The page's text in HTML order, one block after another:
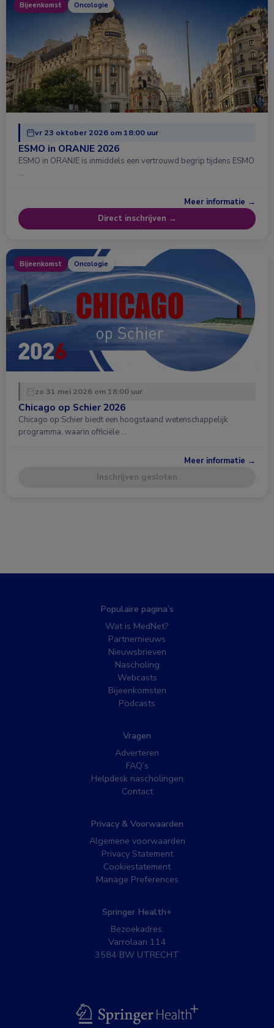
Bijeenkomst Oncologie
vr 23 oktober 2026 om 18:00 uur
ESMO in ORANJE 2026
ESMO in ORANJE is inmiddels een vertrouwd begrip tijdens ESMO
…
Meer informatie →
Direct inschrijven →
Bijeenkomst Oncologie
zo 31 mei 2026 om 18:00 uur
Chicago op Schier 2026
Chicago op Schier biedt een hoogstaand wetenschappelijk
programma, waarin officiële …
Meer informatie →
Inschrijven gesloten
Populaire pagina’s
Wat is MedNet?
Partnernieuws
Nieuwsbrieven
Nascholing
Webcasts
Bijeenkomsten
Podcasts
Vragen
Adverteren
FAQ’s
Helpdesk nascholingen
Contact
Privacy & Voorwaarden
Algemene voorwaarden
Privacy Statement
Cookiestatement
Manage Preferences
Springer Health+
Bezoekadres:
Varrolaan 114
3584 BW UTRECHT
BSL